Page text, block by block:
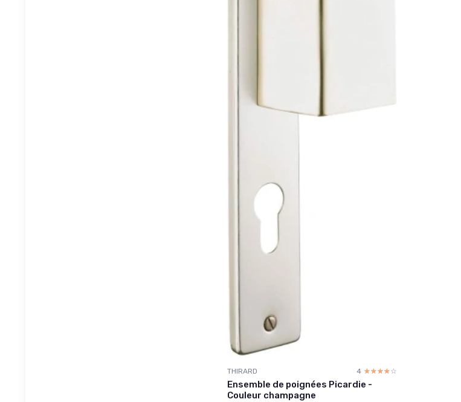
THIRARD 4 ☆☆☆☆☆
★★★★★
Ensemble de poignées Picardie -
Couleur champagne